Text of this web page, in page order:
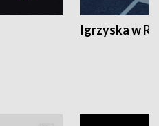
Igrzyska w